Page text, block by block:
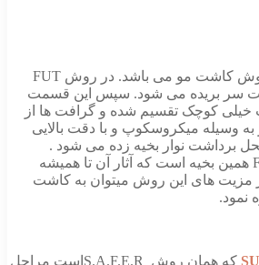
این روش قدیمی ترین روش کاشت مو می باشد. در روش FUT
پشت سر بریده می شود. سپس این قسمت
خیلی کوچک تقسیم شده و گرافت ها از
وسیله میکروسکوپ و با دقت بالایی
برداشت نوار بخیه زده می شود .
مهمترین ایراد روش FUT همین بخیه است که آثار آن تا همیشه
از مزیت های این روش میتوان به کاشت
نمود.
که همان روش S.A.F.E.Rاست مراحل